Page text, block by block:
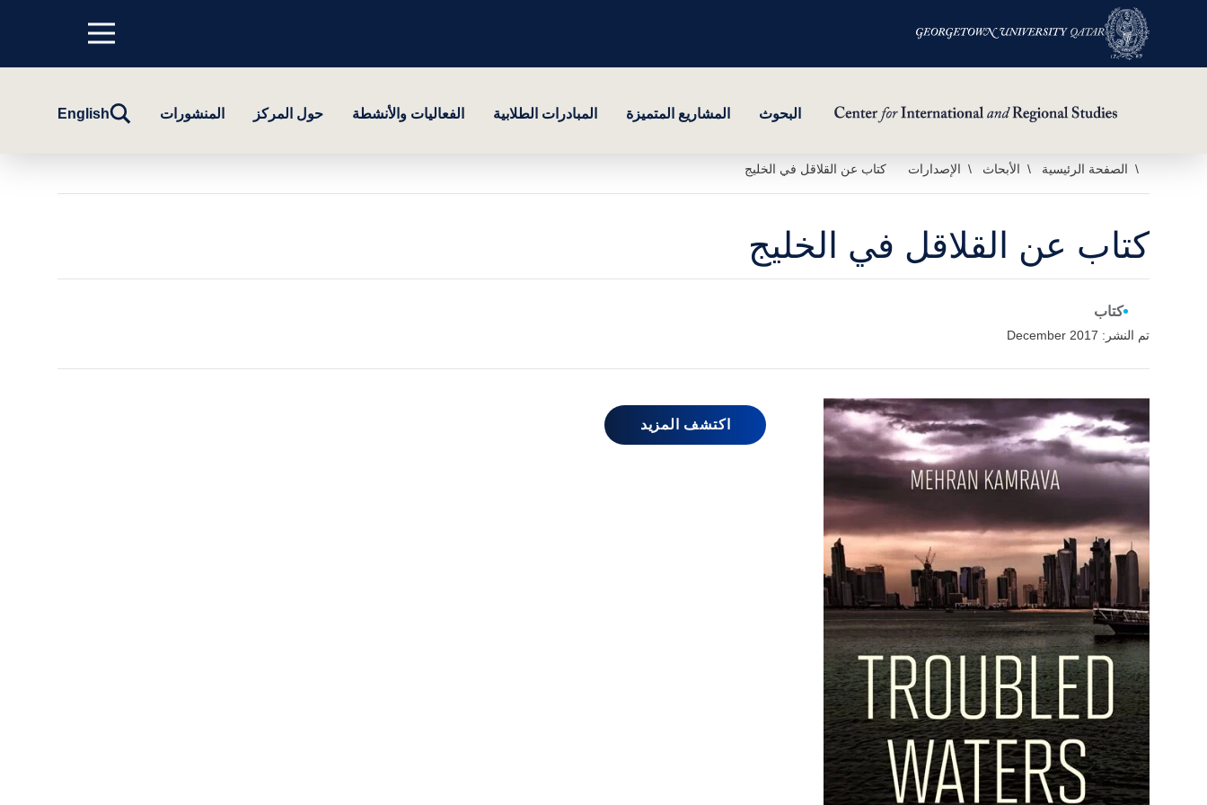
Menu
top
البحوث المشاريع المتميزة المبادرات الطلابية الفعاليات والأنشطة حول المركز المنشورات
تبديلEnglish
الصفحة الرئيسية الأبحاث الإصدارات كتاب عن القلاقل في الخليج
كتاب عن القلاقل في الخليج
كتاب
تم النشر: December 2017
اكتشف المزيد